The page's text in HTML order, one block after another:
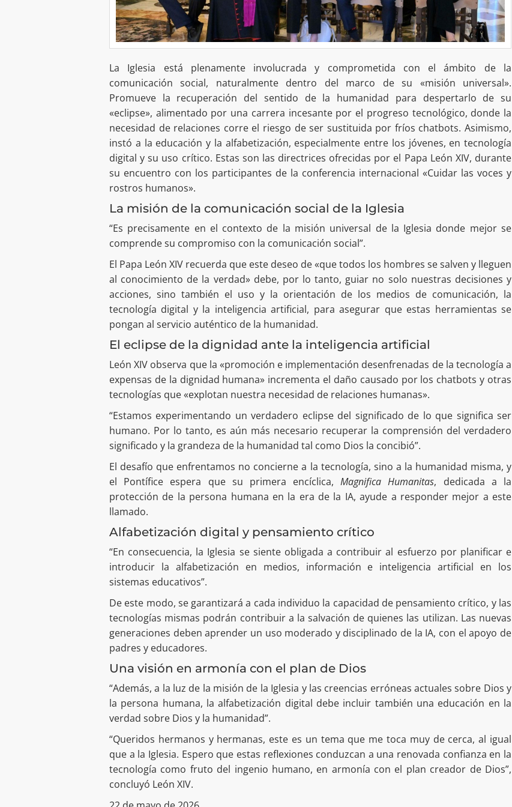
La Iglesia está plenamente involucrada y comprometida con el ámbito de la
comunicación social, naturalmente dentro del marco de su «misión universal».
Promueve la recuperación del sentido de la humanidad para despertarlo de su
«eclipse», alimentado por una carrera incesante por el progreso tecnológico, donde la
necesidad de relaciones corre el riesgo de ser sustituida por fríos chatbots. Asimismo,
instó a la educación y la alfabetización, especialmente entre los jóvenes, en tecnología
digital y su uso crítico. Estas son las directrices ofrecidas por el Papa León XIV, durante
su encuentro con los participantes de la conferencia internacional «Cuidar las voces y
rostros humanos».
La misión de la comunicación social de la Iglesia
“Es precisamente en el contexto de la misión universal de la Iglesia donde mejor se
comprende su compromiso con la comunicación social”.
El Papa León XIV recuerda que este deseo de «que todos los hombres se salven y lleguen
al conocimiento de la verdad» debe, por lo tanto, guiar no solo nuestras decisiones y
acciones, sino también el uso y la orientación de los medios de comunicación, la
tecnología digital y la inteligencia artificial, para asegurar que estas herramientas se
pongan al servicio auténtico de la humanidad.
El eclipse de la dignidad ante la inteligencia artificial
León XIV observa que la «promoción e implementación desenfrenadas de la tecnología a
expensas de la dignidad humana» incrementa el daño causado por los chatbots y otras
tecnologías que «explotan nuestra necesidad de relaciones humanas».
“Estamos experimentando un verdadero eclipse del significado de lo que significa ser
humano. Por lo tanto, es aún más necesario recuperar la comprensión del verdadero
significado y la grandeza de la humanidad tal como Dios la concibió”.
El desafío que enfrentamos no concierne a la tecnología, sino a la humanidad misma, y
el Pontífice espera que su primera encíclica,Magnifica Humanitas, dedicada a la
protección de la persona humana en la era de la IA, ayude a responder mejor a este
llamado.
Alfabetización digital y pensamiento crítico
“En consecuencia, la Iglesia se siente obligada a contribuir al esfuerzo por planificar e
introducir la alfabetización en medios, información e inteligencia artificial en los
sistemas educativos”.
De este modo, se garantizará a cada individuo la capacidad de pensamiento crítico, y las
tecnologías mismas podrán contribuir a la salvación de quienes las utilizan. Las nuevas
generaciones deben aprender un uso moderado y disciplinado de la IA, con el apoyo de
padres y educadores.
Una visión en armonía con el plan de Dios
“Además, a la luz de la misión de la Iglesia y las creencias erróneas actuales sobre Dios y
la persona humana, la alfabetización digital debe incluir también una educación en la
verdad sobre Dios y la humanidad”.
“Queridos hermanos y hermanas, este es un tema que me toca muy de cerca, al igual
que a la Iglesia. Espero que estas reflexiones conduzcan a una renovada confianza en la
tecnología como fruto del ingenio humano, en armonía con el plan creador de Dios”,
concluyó León XIV.